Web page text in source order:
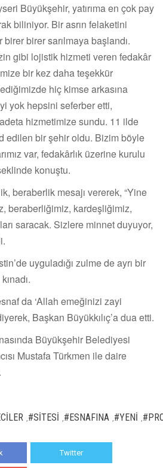
Büyükşehir, yatırıma en çok pay
biliniyor. Bir asrın felaketini
birer sarılmaya başlandı.
gibi lojistik hizmeti veren fedakâr
bir kez daha teşekkür
hiç kimse arkasına
yok hepsini seferber etti,
hizmetimize sundu. 11 ilde
edilen bir şehir oldu. Bizim böyle
var, fedakârlık üzerine kurulu
konuştu.
beraberlik mesajı vererek, “Yine
beraberliğimiz, kardeşliğimiz,
saracak. Sizlere minnet duyuyor,
uyguladığı zulme de ayrı bir
da ‘Allah emeğinizi zayi
Başkan Büyükkılıç’a dua etti.
Büyükşehir Belediyesi
Mustafa Türkmen ile daire
#SİTESİ #ESNAFINA #YENİ
Twitter